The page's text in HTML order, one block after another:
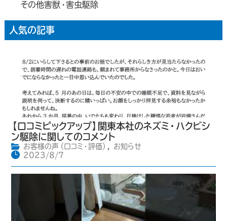
その他害獣・害虫駆除
人気の記事
【口コミピックアップ】関東本社のネズミ・ハクビシ
ン駆除に関してのコメント
お客様の声（口コミ・評価） ,
お知らせ
2023/8/7